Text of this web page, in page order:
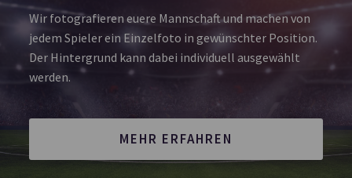
Wir fotografieren euere Mannschaft und machen von
jedem Spieler ein Einzelfoto in gewünschter Position.
Der Hintergrund kann dabei individuell ausgewählt
werden.
MEHR ERFAHREN